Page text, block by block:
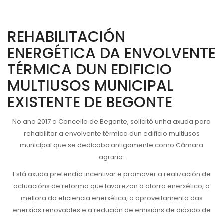
REHABILITACIÓN
ENERGÉTICA DA ENVOLVENTE
TÉRMICA DUN EDIFICIO
MULTIUSOS MUNICIPAL
EXISTENTE DE BEGONTE
No ano 2017 o Concello de Begonte, solicitó unha axuda para
rehabilitar a envolvente térmica dun edificio multiusos
municipal que se dedicaba antigamente como Cámara
agraria.
Está axuda pretendía incentivar e promover a realización de
actuacións de reforma que favorezan o aforro enerxético, a
mellora da eficiencia enerxética, o aproveitamento das
enerxías renovables e a redución de emisións de dióxido de